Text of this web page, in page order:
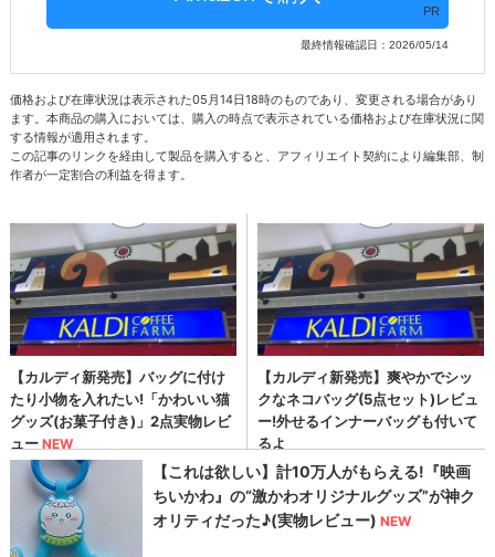
PR
最終情報確認日：2026/05/14
価格および在庫状況は表示された05月14日18時のものであり、変更される場合があり
ます。本商品の購入においては、購入の時点で表示されている価格および在庫状況に関
する情報が適用されます。
この記事のリンクを経由して製品を購入すると、アフィリエイト契約により編集部、制
作者が一定割合の利益を得ます。